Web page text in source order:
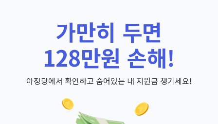
가만히 두면
128만원 손해!
아정당에서 확인하고 숨어있는 내 지원금 챙기세요!